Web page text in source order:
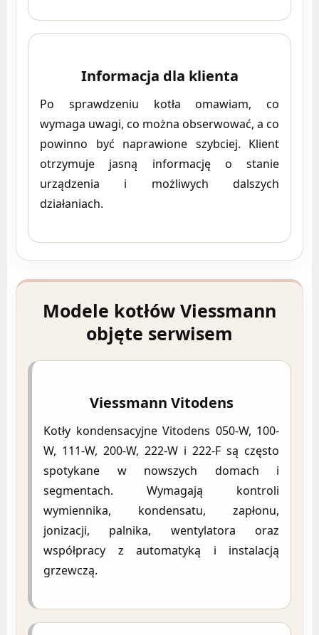
Informacja dla klienta
Po sprawdzeniu kotła omawiam, co
wymaga uwagi, co można obserwować, a co
powinno być naprawione szybciej. Klient
otrzymuje jasną informację o stanie
urządzenia i możliwych dalszych
działaniach.
Modele kotłów Viessmann
objęte serwisem
Viessmann Vitodens
Kotły kondensacyjne Vitodens 050-W, 100-
W, 111-W, 200-W, 222-W i 222-F są często
spotykane w nowszych domach i
segmentach. Wymagają kontroli
wymiennika, kondensatu, zapłonu,
jonizacji, palnika, wentylatora oraz
współpracy z automatyką i instalacją
grzewczą.